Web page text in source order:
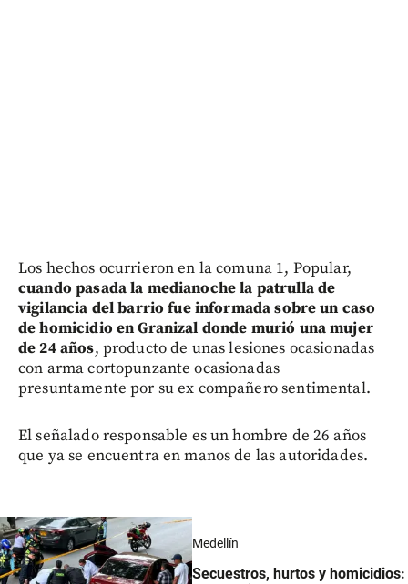
Los hechos ocurrieron en la comuna 1, Popular,
cuando pasada la medianoche la patrulla de
vigilancia del barrio fue informada sobre un caso
de homicidio en Granizal donde murió una mujer
de 24 años, producto de unas lesiones ocasionadas
con arma cortopunzante ocasionadas
presuntamente por su ex compañero sentimental.
El señalado responsable es un hombre de 26 años
que ya se encuentra en manos de las autoridades.
Medellín
Secuestros, hurtos y homicidios: